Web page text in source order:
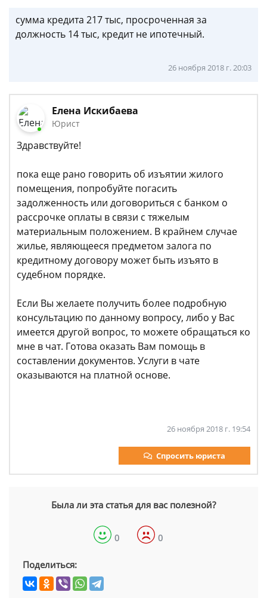
сумма кредита 217 тыс, просроченная за
должность 14 тыс, кредит не ипотечный.
26 ноября 2018 г. 20:03
Елена Искибаева
Юрист
Здравствуйте!
пока еще рано говорить об изъятии жилого
помещения, попробуйте погасить
задолженность или договориться с банком о
рассрочке оплаты в связи с тяжелым
материальным положением. В крайнем случае
жилье, являющееся предметом залога по
кредитному договору может быть изъято в
судебном порядке.
Если Вы желаете получить более подробную
консультацию по данному вопросу, либо у Вас
имеется другой вопрос, то можете обращаться ко
мне в чат. Готова оказать Вам помощь в
составлении документов. Услуги в чате
оказываются на платной основе.
26 ноября 2018 г. 19:54
Спросить юриста
Была ли эта статья для вас полезной?
0 0
Поделиться: